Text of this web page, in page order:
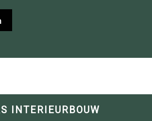
INTERIEURBOUW